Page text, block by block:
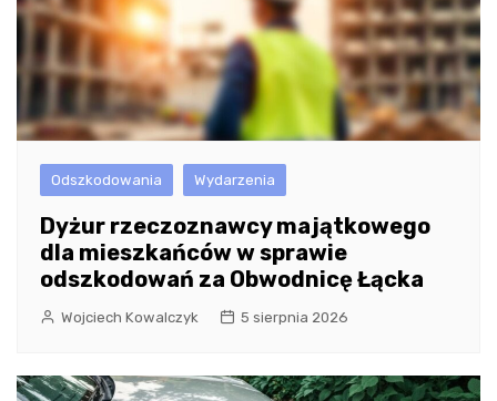
Odszkodowania Wydarzenia
Dyżur rzeczoznawcy majątkowego
dla mieszkańców w sprawie
odszkodowań za Obwodnicę Łącka
Wojciech Kowalczyk 5 sierpnia 2026